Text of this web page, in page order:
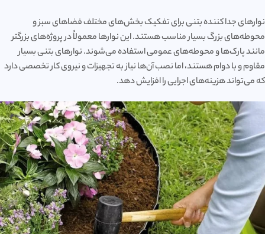
نوارهای جدا کننده بتنی برای تفکیک بخش‌های مختلف فضاهای سبز و
محوطه‌های بزرگ بسیار مناسب هستند. این نوارها معمولاً در پروژه‌های بزرگتر
مانند پارک‌ها و محوطه‌های عمومی استفاده می‌شوند. نوارهای بتنی بسیار
مقاوم و با دوام هستند، اما نصب آن‌ها نیاز به تجهیزات و نیروی کار تخصصی دارد
که می‌تواند هزینه‌های اجرایی را افزایش دهد.